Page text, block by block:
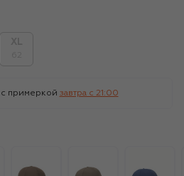
с примеркой завтра c 21:00